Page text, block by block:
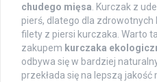
chudego mięsa. Kurczak z
pierś, dlatego dla zdrowotnych
filety z piersi kurczaka. Warto
zakupem kurczaka
odbywa się w bardziej
przekłada się na lepszą jakość